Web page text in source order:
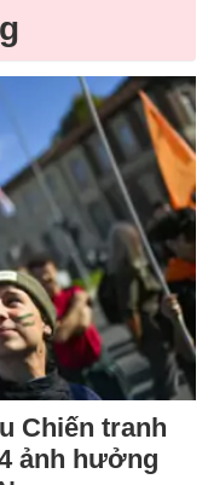
Chiến tranh
ảnh hưởng